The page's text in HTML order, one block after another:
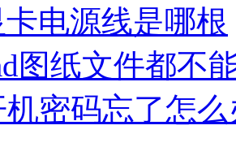
电源线是哪根
图纸文件都不
机密码忘了怎